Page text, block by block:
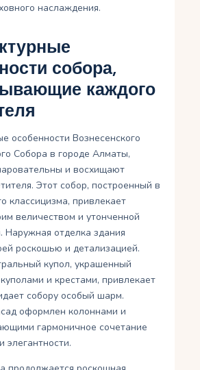
наслаждения.
собора,
каждого
особенности Вознесенского
Собора в городе Алматы,
и восхищают
Этот собор, построенный в
классицизма, привлекает
величеством и утонченной
Наружная отделка здания
роскошью и детализацией.
купол, украшенный
и крестами, привлекает
собору особый шарм.
оформлен колоннами и
гармоничное сочетание
элегантности.